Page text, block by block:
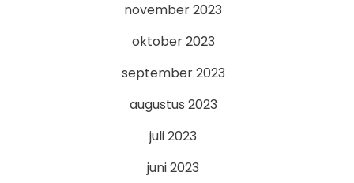
november 2023
oktober 2023
september 2023
augustus 2023
juli 2023
juni 2023